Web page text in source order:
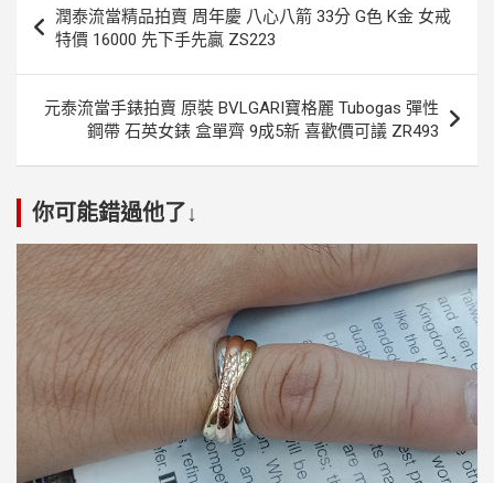
章
導
潤泰流當精品拍賣 周年慶 八心八箭 33分 G色 K金 女戒
特價 16000 先下手先贏 ZS223
元泰流當手錶拍賣 原裝 BVLGARI寶格麗 Tubogas 彈性
鋼帶 石英女錶 盒單齊 9成5新 喜歡價可議 ZR493
你可能錯過他了↓